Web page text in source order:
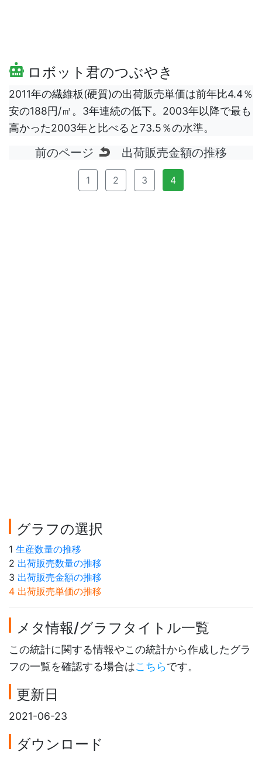
ロボット君のつぶやき
2011年の繊維板(硬質)の出荷販売単価は前年比4.4％
安の188円/㎡。3年連続の低下。2003年以降で最も
高かった2003年と比べると73.5％の水準。
前のページ 出荷販売金額の推移
1 2 3 4
グラフの選択
1 生産数量の推移
2 出荷販売数量の推移
3 出荷販売金額の推移
4 出荷販売単価の推移
メタ情報/グラフタイトル一覧
この統計に関する情報やこの統計から作成したグラ
フの一覧を確認する場合はこちらです。
更新日
2021-06-23
ダウンロード